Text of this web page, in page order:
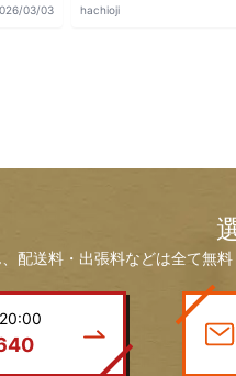
03/03 hachioji
配送料・出張料などは全て無